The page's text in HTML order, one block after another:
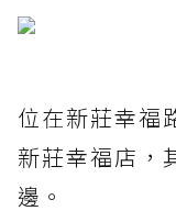
位在新莊幸福
新莊幸福店，
邊。